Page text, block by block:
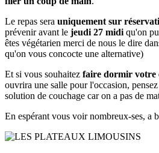
Le repas sera uniquement sur
prévenir avant le jeudi 27 midi qu'on
êtes végétarien merci de nous le dire
qu'on vous concocte une alternative)
Et si vous souhaitez faire dormir votre
ouvrira une salle pour l'occasion,
solution de couchage car on a pas de
En espérant vous voir nombreux-ses, a